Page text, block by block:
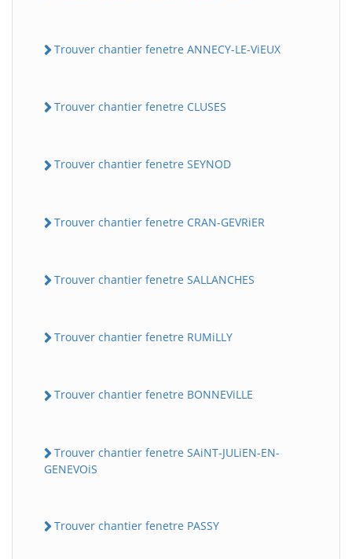
Trouver chantier fenetre ANNECY-LE-ViEUX
Trouver chantier fenetre CLUSES
Trouver chantier fenetre SEYNOD
Trouver chantier fenetre CRAN-GEVRiER
Trouver chantier fenetre SALLANCHES
Trouver chantier fenetre RUMiLLY
Trouver chantier fenetre BONNEViLLE
Trouver chantier fenetre SAiNT-JULiEN-EN-
GENEVOiS
Trouver chantier fenetre PASSY